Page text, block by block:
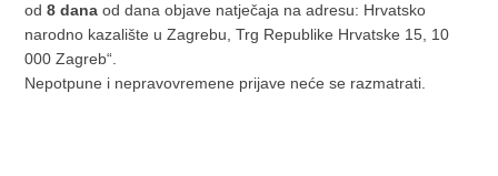
od8 dana od dana objave natječaja na adresu: Hrvatsko
narodno kazalište u Zagrebu, Trg Republike Hrvatske 15, 10
000 Zagreb“.
Nepotpune i nepravovremene prijave neće se razmatrati.